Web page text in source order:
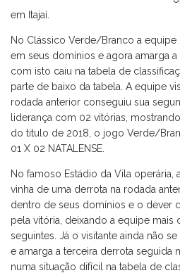
em Itajaí.
No Clássico Verde/Branco a equipe
em seus domínios e agora amarga
com isto caiu na tabela de
parte de baixo da tabela. A equipe
rodada anterior conseguiu sua
liderança com 02 vitórias,
do titulo de 2018, o jogo Verde/
01 X 02 NATALENSE.
No famoso Estádio da Vila operária,
vinha de uma derrota na rodada
dentro de seus domínios e o dever
pela vitória, deixando a equipe mais
seguintes. Já o visitante ainda não
e amarga a terceira derrota seguida
numa situação difícil na tabela de